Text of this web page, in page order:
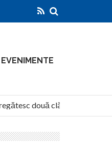
EVENIMENTE
două clădiri de 14 etaje